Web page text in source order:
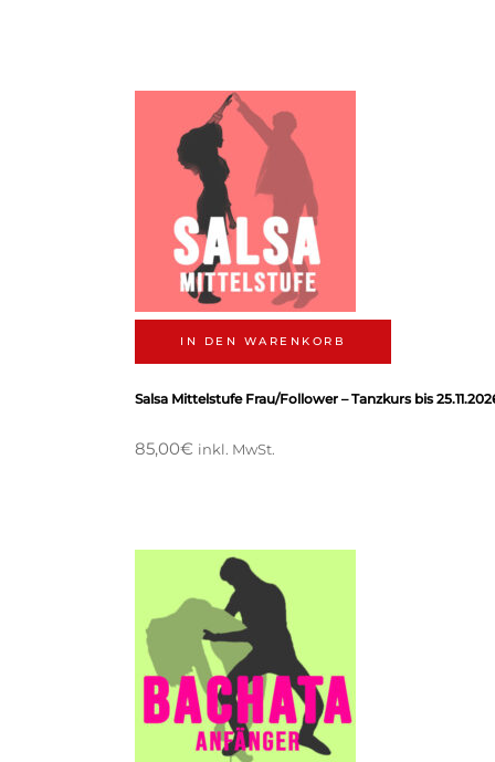
IN DEN WARENKORB
Salsa Mittelstufe Frau/Follower – Tanzkurs bis
85,00€ inkl. MwSt.